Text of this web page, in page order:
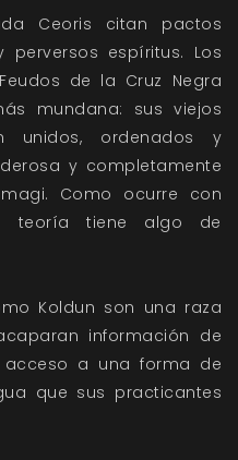
Ceoris citan pactos
perversos espíritus. Los
de la Cruz Negra
mundana: sus viejos
unidos, ordenados y
y completamente
Como ocurre con
teoría tiene algo de
Koldun son una raza
información de
a una forma de
que sus practicantes